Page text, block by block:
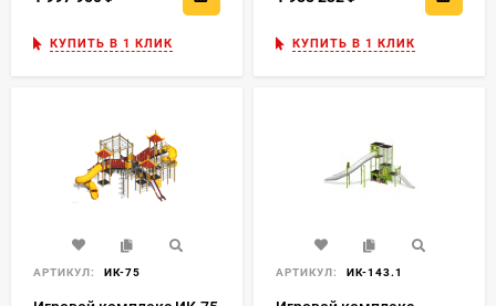
КУПИТЬ В 1 КЛИК КУПИТЬ В 1 КЛИК
АРТИКУЛ: ИК-75 АРТИКУЛ: ИК-143.1